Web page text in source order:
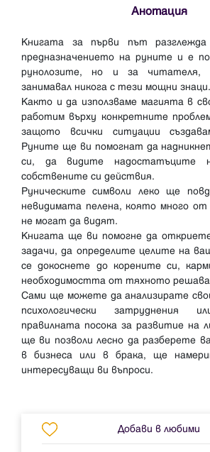
Анотация
Книгата за първи път разглежда
предназначението на руните и е
рунолозите, но и за
занимавал никога с тези мощни знаци.
Както и да използваме магията в
работим върху конкретните
защото всички ситуации
Руните ще ви помогнат да
си, да видите надостатъците
собствените си действия.
Руническите символи леко ще
невидимата пелена, която много от
не могат да видят.
Книгата ще ви помогне да
задачи, да определите целите на
се докоснете до корените си,
необходимостта от тяхното
Сами ще можете да анализирате
психологически
правилната посока за развитие на
ще ви позволи лесно да разберете
в бизнеса или в брака, ще
интересуващи ви въпроси.
Добави в любими